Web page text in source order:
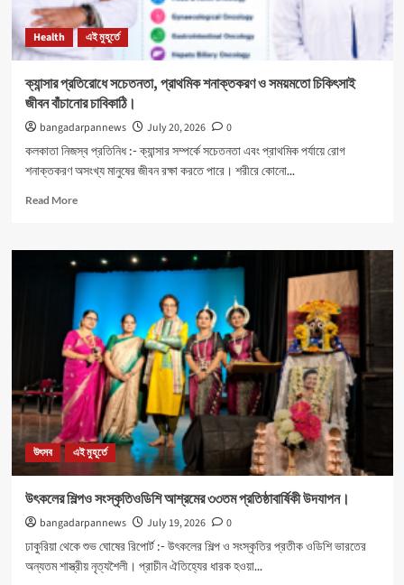
আয়োজিত।
Health এই মুহূর্তে
ক্যান্সার প্রতিরোধে সচেতনতা, প্রাথমিক শনাক্তকরণ ও সময়মতো চিকিৎসাই
জীবন বাঁচানোর চাবিকাঠি।
bangadarpannews July 20, 2026
0
কলকাতা নিজস্ব প্রতিনিধ :- ক্যান্সার সম্পর্কে সচেতনতা এবং প্রাথমিক পর্যায়ে রোগ
শনাক্তকরণ অসংখ্য মানুষের জীবন রক্ষা করতে পারে। শরীরে কোনো...
Read MoreRead
ক্যান্সার
প্রতিরোধে
সচেতনতা,
শনাক্তকরণ
ও
সময়মতো
চিকিৎসাই
জীবন
বাঁচানোর
চাবিকাঠি।
উৎসব এই মুহূর্তে
উৎকলের শিল্পও সংস্কৃতিওডিশি আশ্রমের ৩৩তম প্রতিষ্ঠাবার্ষিকী উদযাপন।
bangadarpannews July 19, 2026
0
ঢাকুরিয়া থেকে শুভ ঘোষের রিপোর্ট :- উৎকলের শিল্প ও সংস্কৃতির প্রতীক ওডিশি ভারতের
অন্যতম শাস্ত্রীয় নৃত্যশৈলী। প্রাচীন ঐতিহ্যের ধারক হওয়া...